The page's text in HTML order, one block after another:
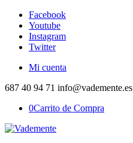
Facebook
Youtube
Instagram
Twitter
Mi cuenta
687 40 94 71 info@vademente.es
0Carrito de Compra